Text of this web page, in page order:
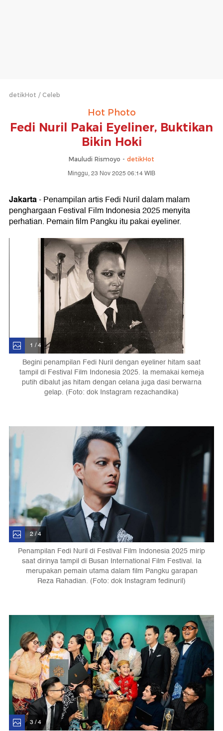
detikHot Celeb
Hot Photo
Fedi Nuril Pakai Eyeliner, Buktikan
Bikin Hoki
Mauludi Rismoyo - detikHot
Minggu, 23 Nov 2025 06:14 WIB
Jakarta- Penampilan artis Fedi Nuril dalam malam
penghargaan Festival Film Indonesia 2025 menyita
perhatian. Pemain film Pangku itu pakai eyeliner.
1 / 4
Begini penampilan Fedi Nuril dengan eyeliner hitam saat
tampil di Festival Film Indonesia 2025. Ia memakai kemeja
putih dibalut jas hitam dengan celana juga dasi berwarna
gelap. (Foto: dok Instagram rezachandika)
2 / 4
Penampilan Fedi Nuril di Festival Film Indonesia 2025 mirip
saat dirinya tampil di Busan International Film Festival. Ia
merupakan pemain utama dalam film Pangku garapan
Reza Rahadian. (Foto: dok Instagram fedinuril)
3 / 4